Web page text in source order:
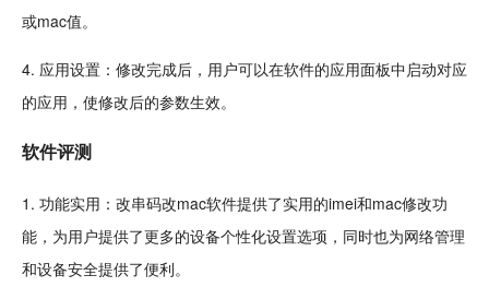
或mac值。
4. 应用设置：修改完成后，用户可以在软件的应用面板中启动对应
的应用，使修改后的参数生效。
软件评测
1. 功能实用：改串码改mac软件提供了实用的imei和mac修改功
能，为用户提供了更多的设备个性化设置选项，同时也为网络管理
和设备安全提供了便利。